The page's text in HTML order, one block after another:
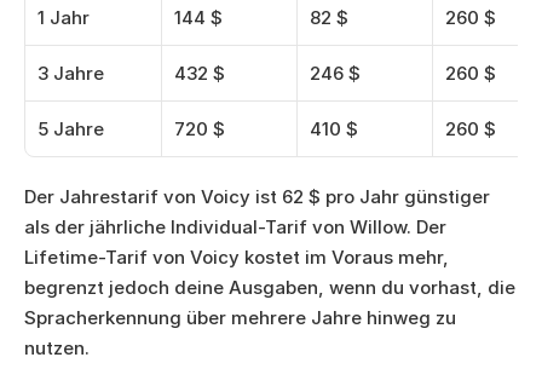
1 Jahr 144 $ 82 $ 260 $
3 Jahre 432 $ 246 $ 260 $
5 Jahre 720 $ 410 $ 260 $
Der Jahrestarif von Voicy ist 62 $ pro Jahr günstiger
als der jährliche Individual-Tarif von Willow. Der
Lifetime-Tarif von Voicy kostet im Voraus mehr,
begrenzt jedoch deine Ausgaben, wenn du vorhast, die
Spracherkennung über mehrere Jahre hinweg zu
nutzen.